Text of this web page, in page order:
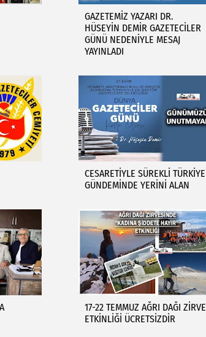
GAZETEMİZ YAZARI DR.
HÜSEYİN DEMİR GAZETECİLER
GÜNÜ NEDENİYLE MESAJ
YAYINLADI
CESARETİYLE SÜREKLİ TÜRKİYE
GÜNDEMİNDE YERİNİ ALAN
17-22 TEMMUZ AĞRI DAĞI ZİRVE
ETKİNLİĞİ ÜCRETSİZDİR